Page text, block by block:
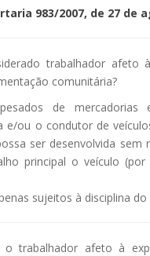
983/2007, de 27 de
trabalhador afeto
comunitária?
de mercadorias
e/ou o condutor de
ser desenvolvida sem
principal o veículo
sujeitos à disciplina
o trabalhador afeto à